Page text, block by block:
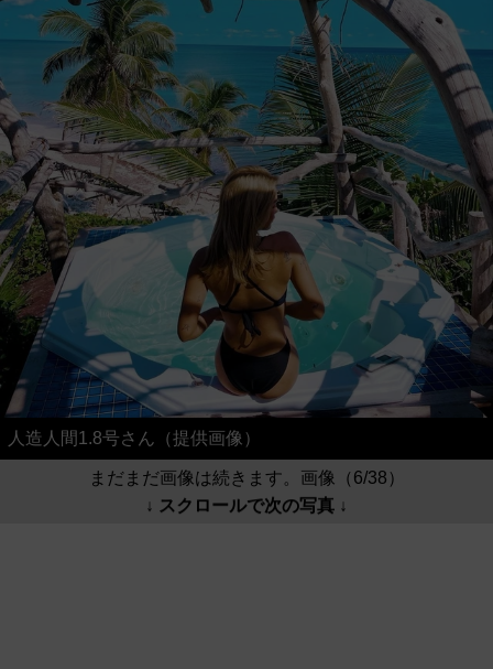
人造人間1.8号さん（提供画像）
まだまだ画像は続きます。画像（6/38）
↓ スクロールで次の写真 ↓